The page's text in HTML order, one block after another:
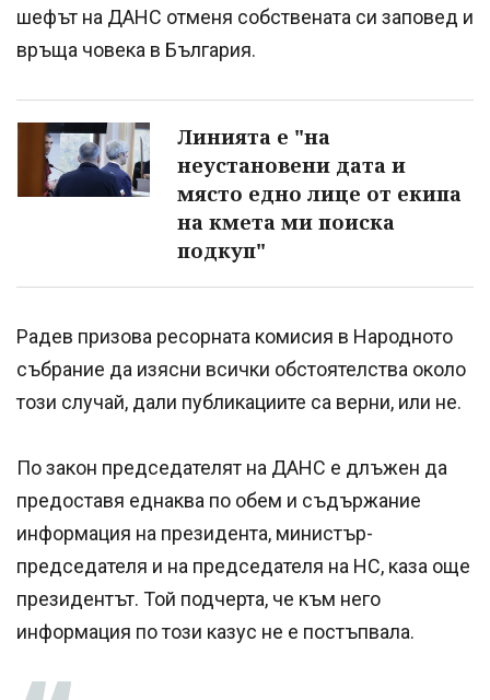
шефът на ДАНС отменя собствената си заповед и
връща човека в България.
Линията е "на
неустановени дата и
място едно лице от екипа
на кмета ми поиска
подкуп"
Радев призова ресорната комисия в Народното
събрание да изясни всички обстоятелства около
този случай, дали публикациите са верни, или не.
По закон председателят на ДАНС е длъжен да
предоставя еднаква по обем и съдържание
информация на президента, министър-
председателя и на председателя на НС, каза още
президентът. Той подчерта, че към него
информация по този казус не е постъпвала.